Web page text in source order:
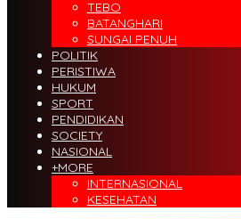
TEBO
BATANGHARI
SUNGAI PENUH
POLITIK
PERISTIWA
HUKUM
SPORT
PENDIDIKAN
SOCIETY
NASIONAL
+MORE
INTERNASIONAL
KESEHATAN